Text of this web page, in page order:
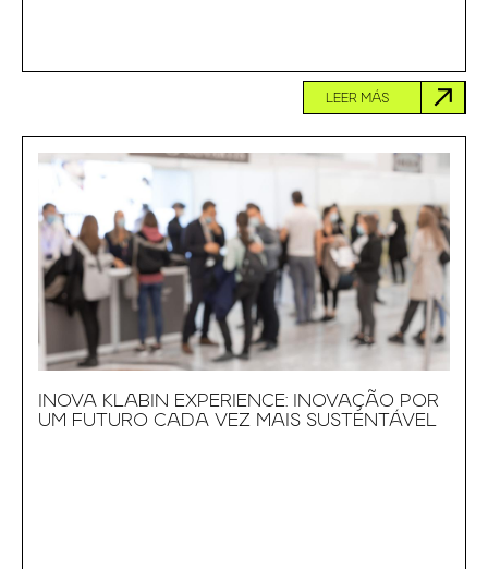
LEER MÁS
INOVA KLABIN EXPERIENCE: INOVAÇÃO POR
UM FUTURO CADA VEZ MAIS SUSTENTÁVEL